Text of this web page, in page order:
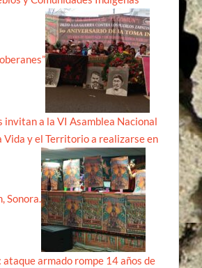
invitan a la VI Asamblea Nacional
Vida y el Territorio a realizarse en
Sonora.
armado rompe 14 años de